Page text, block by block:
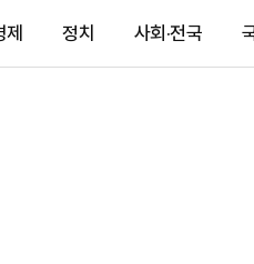
제 정치 사회·전국